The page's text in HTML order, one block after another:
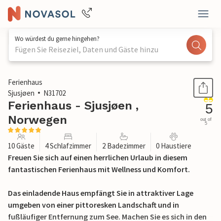
Wo würdest du gerne hingehen?
Fügen Sie Reiseziel, Daten und Gäste hinzu
1 / 18
Ferienhaus
Sjusjøen
N31702
Ferienhaus - Sjusjøen ,
Norwegen
5
out of
5
10 Gäste 4 Schlafzimmer 2 Badezimmer 0 Haustiere
Freuen Sie sich auf einen herrlichen Urlaub in diesem
fantastischen Ferienhaus mit Wellness und Komfort.
Das einladende Haus empfängt Sie in attraktiver Lage
umgeben von einer pittoresken Landschaft und in
fußläufiger Entfernung zum See. Machen Sie es sich in den